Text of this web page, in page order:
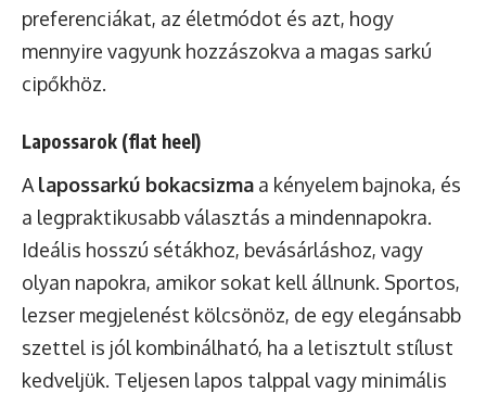
preferenciákat, az életmódot és azt, hogy
mennyire vagyunk hozzászokva a magas sarkú
cipőkhöz.
Lapossarok (flat heel)
A lapossarkú bokacsizma a kényelem bajnoka, és
a legpraktikusabb választás a mindennapokra.
Ideális hosszú sétákhoz, bevásárláshoz, vagy
olyan napokra, amikor sokat kell állnunk. Sportos,
lezser megjelenést kölcsönöz, de egy elegánsabb
szettel is jól kombinálható, ha a letisztult stílust
kedveljük. Teljesen lapos talppal vagy minimális